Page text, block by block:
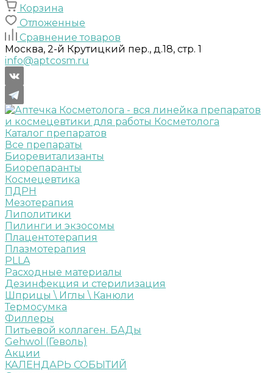
Корзина
Отложенные
Сравнение товаров
Москва, 2-й Крутицкий пер., д.18, стр. 1
info@aptcosm.ru
Каталог препаратов
Все препараты
Биоревитализанты
Биорепаранты
Космецевтика
ПДРН
Мезотерапия
Липолитики
Пилинги и экзосомы
Плацентотерапия
Плазмотерапия
PLLA
Расходные материалы
Дезинфекция и стерилизация
Шприцы \ Иглы \ Канюли
Термосумка
Филлеры
Питьевой коллаген. БАДы
Gehwol (Геволь)
Акции
КАЛЕНДАРЬ СОБЫТИЙ